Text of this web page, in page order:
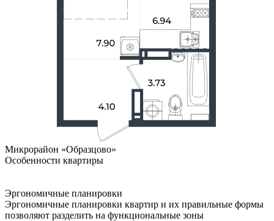
Микрорайон «Образцово»
Особенности квартиры
Эргономичные планировки
Эргономичные планировки квартир и их правильные формы
позволяют разделить на функциональные зоны